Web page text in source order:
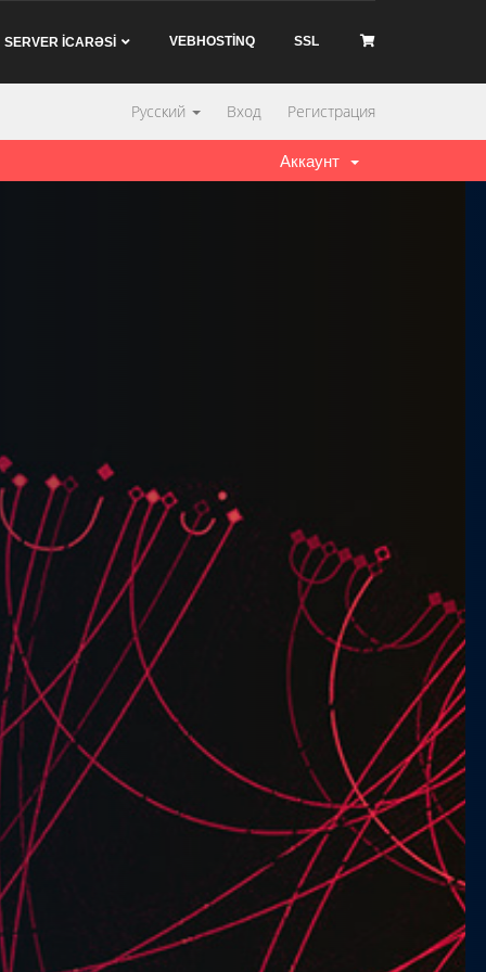
SERVER İCARƏSİ VEBHOSTİNQ SSL
Русский Вход Регистрация
Аккаунт